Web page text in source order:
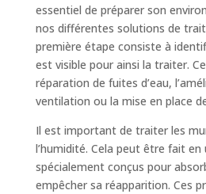
essentiel de préparer son
nos différentes solutions de
première étape consiste à
est visible pour ainsi la traiter.
réparation de fuites d’eau,
ventilation ou la mise en place
Il est important de traiter les
l’humidité. Cela peut être fait
spécialement conçus pour
empêcher sa réapparition. Ces